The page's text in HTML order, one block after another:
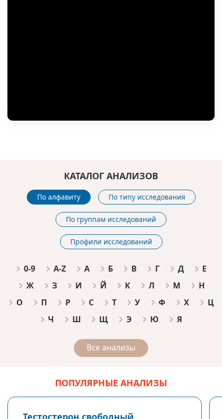
КАТАЛОГ АНАЛИЗОВ
По алфавиту По типу исследования
По группам исследований
Профили исследований
0-9 A-Z А Б В Г Д
Е
Ж
З И Й К Л М
Н
О
П Р С Т У Ф Х
Ц
Ч
Ш Щ Э Ю Я
Все анализы
ПОПУЛЯРНЫЕ АНАЛИЗЫ